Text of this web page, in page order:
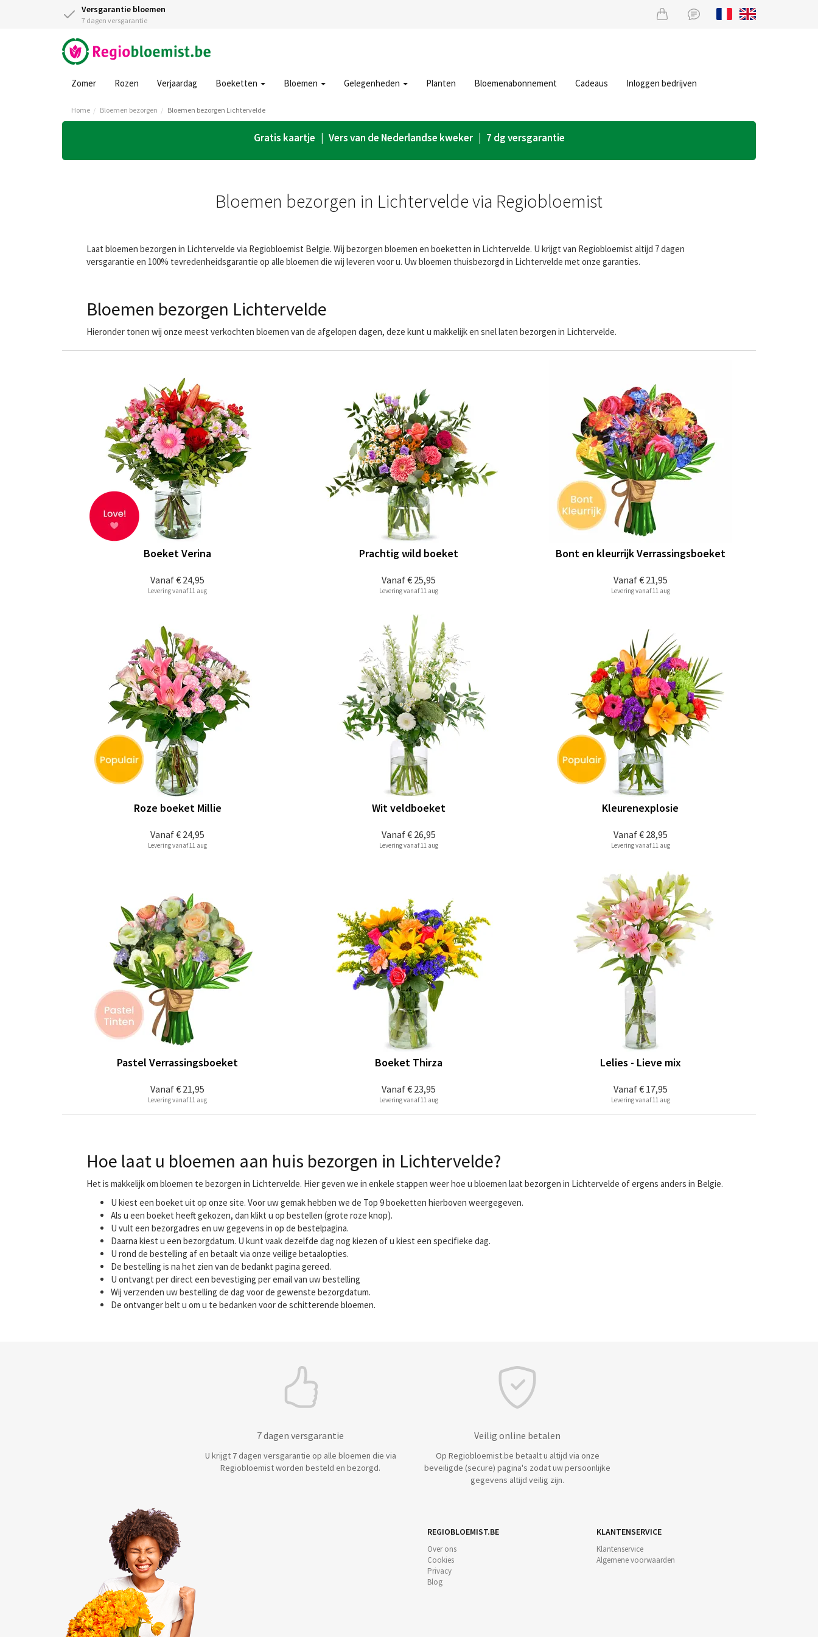
Versgarantie bloemen
7 dagen versgarantie
Zomer Rozen Verjaardag Boeketten Bloemen Gelegenheden Planten Bloemenabonnement Cadeaus Inloggen bedrijven
Home Bloemen bezorgen Bloemen bezorgen Lichtervelde
Gratis kaartje | Vers van de Nederlandse kweker | 7 dg versgarantie
Bloemen bezorgen in Lichtervelde via Regiobloemist
Laat bloemen bezorgen in Lichtervelde via Regiobloemist Belgie. Wij bezorgen bloemen en boeketten in Lichtervelde. U krijgt van Regiobloemist altijd 7 dagen
versgarantie en 100% tevredenheidsgarantie op alle bloemen die wij leveren voor u. Uw bloemen thuisbezorgd in Lichtervelde met onze garanties.
Bloemen bezorgen Lichtervelde
Hieronder tonen wij onze meest verkochten bloemen van de afgelopen dagen, deze kunt u makkelijk en snel laten bezorgen in Lichtervelde.
Vanaf€ 24,95
Boeket Verina
Levering vanaf 11 aug
Vanaf€ 25,95
Prachtig wild boeket
Levering vanaf 11 aug
Vanaf€ 21,95
Bont en kleurrijk Verrassingsboeket
Levering vanaf 11 aug
Vanaf€ 24,95
Roze boeket Millie
Levering vanaf 11 aug
Vanaf€ 26,95
Wit veldboeket
Levering vanaf 11 aug
Vanaf€ 28,95
Kleurenexplosie
Levering vanaf 11 aug
Vanaf€ 21,95
Pastel Verrassingsboeket
Levering vanaf 11 aug
Vanaf€ 23,95
Boeket Thirza
Levering vanaf 11 aug
Vanaf€ 17,95
Lelies - Lieve mix
Levering vanaf 11 aug
Hoe laat u bloemen aan huis bezorgen in Lichtervelde?
Het is makkelijk om bloemen te bezorgen in Lichtervelde. Hier geven we in enkele stappen weer hoe u bloemen laat bezorgen in Lichtervelde of ergens anders in Belgie.
U kiest een boeket uit op onze site. Voor uw gemak hebben we de Top 9 boeketten hierboven weergegeven.
Als u een boeket heeft gekozen, dan klikt u op bestellen (grote roze knop).
U vult een bezorgadres en uw gegevens in op de bestelpagina.
Daarna kiest u een bezorgdatum. U kunt vaak dezelfde dag nog kiezen of u kiest een specifieke dag.
U rond de bestelling af en betaalt via onze veilige betaalopties.
De bestelling is na het zien van de bedankt pagina gereed.
U ontvangt per direct een bevestiging per email van uw bestelling
Wij verzenden uw bestelling de dag voor de gewenste bezorgdatum.
De ontvanger belt u om u te bedanken voor de schitterende bloemen.
7 dagen versgarantie
U krijgt 7 dagen versgarantie op alle bloemen die via
Regiobloemist worden besteld en bezorgd.
Veilig online betalen
Op Regiobloemist.be betaalt u altijd via onze
beveiligde (secure) pagina's zodat uw persoonlijke
gegevens altijd veilig zijn.
REGIOBLOEMIST.BE
Over ons
Cookies
Privacy
Blog
KLANTENSERVICE
Klantenservice
Algemene voorwaarden